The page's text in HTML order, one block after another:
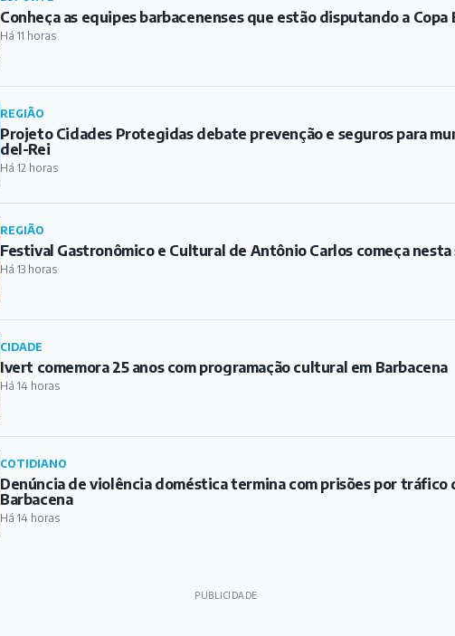
Conheça as equipes barbacenenses que estão disputando a Copa
Há 11 horas
REGIÃO
Projeto Cidades Protegidas debate prevenção e seguros para
del-Rei
Há 12 horas
REGIÃO
Festival Gastronômico e Cultural de Antônio Carlos começa
Há 13 horas
CIDADE
Ivert comemora 25 anos com programação cultural em Barbacena
Há 14 horas
COTIDIANO
Denúncia de violência doméstica termina com prisões por tráfico
Barbacena
Há 14 horas
PUBLICIDADE